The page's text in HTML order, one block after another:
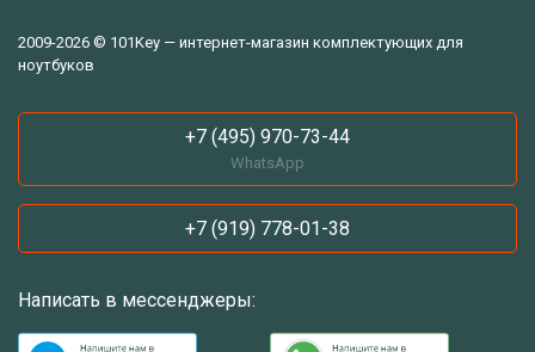
2009-2026 © 101Key — интернет-магазин комплектующих для
ноутбуков
+7 (495) 970-73-44
WhatsApp
+7 (919) 778-01-38
Написать в мессенджеры: